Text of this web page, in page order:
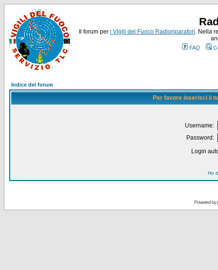
Il forum per i Vigili del Fuoco Radioriparatori. Nella
FAQ
Indice del forum
Per favore inserisci il
Username:
Password:
Login
Ho
Powered by